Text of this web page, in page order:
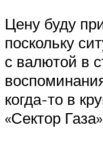
Цену буду
поскольку
с валютой в
когда-то в
«Сектор